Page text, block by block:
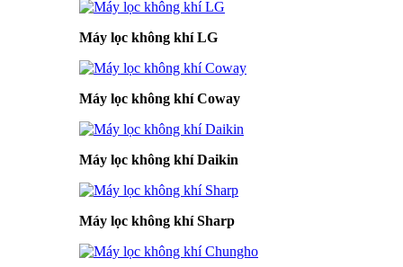
Máy lọc không khí LG
Máy lọc không khí Coway
Máy lọc không khí Daikin
Máy lọc không khí Sharp